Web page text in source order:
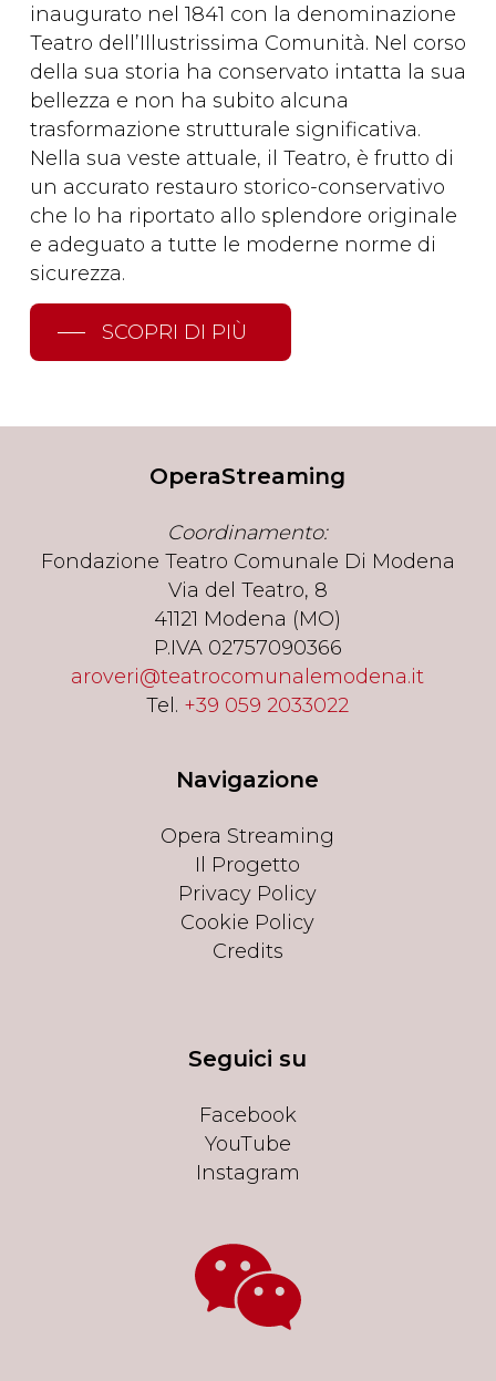
inaugurato nel 1841 con la denominazione
Teatro dell’Illustrissima Comunità. Nel corso
della sua storia ha conservato intatta la sua
bellezza e non ha subito alcuna
trasformazione strutturale significativa.
Nella sua veste attuale, il Teatro, è frutto di
un accurato restauro storico-conservativo
che lo ha riportato allo splendore originale
e adeguato a tutte le moderne norme di
sicurezza.
SCOPRI DI PIÙ
OperaStreaming
Coordinamento:
Fondazione Teatro Comunale Di Modena
Via del Teatro, 8
41121 Modena (MO)
P.IVA 02757090366
aroveri@teatrocomunalemodena.it
Tel. +39 059 2033022
Navigazione
Opera Streaming
Il Progetto
Privacy Policy
Cookie Policy
Credits
Seguici su
Facebook
YouTube
Instagram